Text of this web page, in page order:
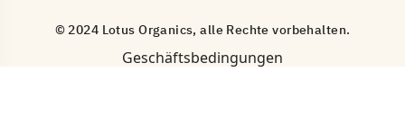
© 2024 Lotus Organics, alle Rechte vorbehalten.
Geschäftsbedingungen